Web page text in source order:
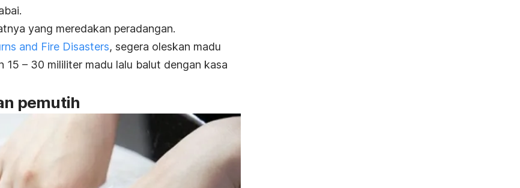
yang meredakan peradangan.
and Fire Disasters, segera oleskan madu
15 – 30 mililiter madu lalu balut dengan kasa
pemutih